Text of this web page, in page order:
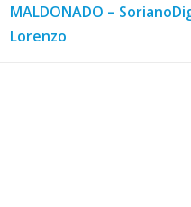
MALDONADO –
Lorenzo